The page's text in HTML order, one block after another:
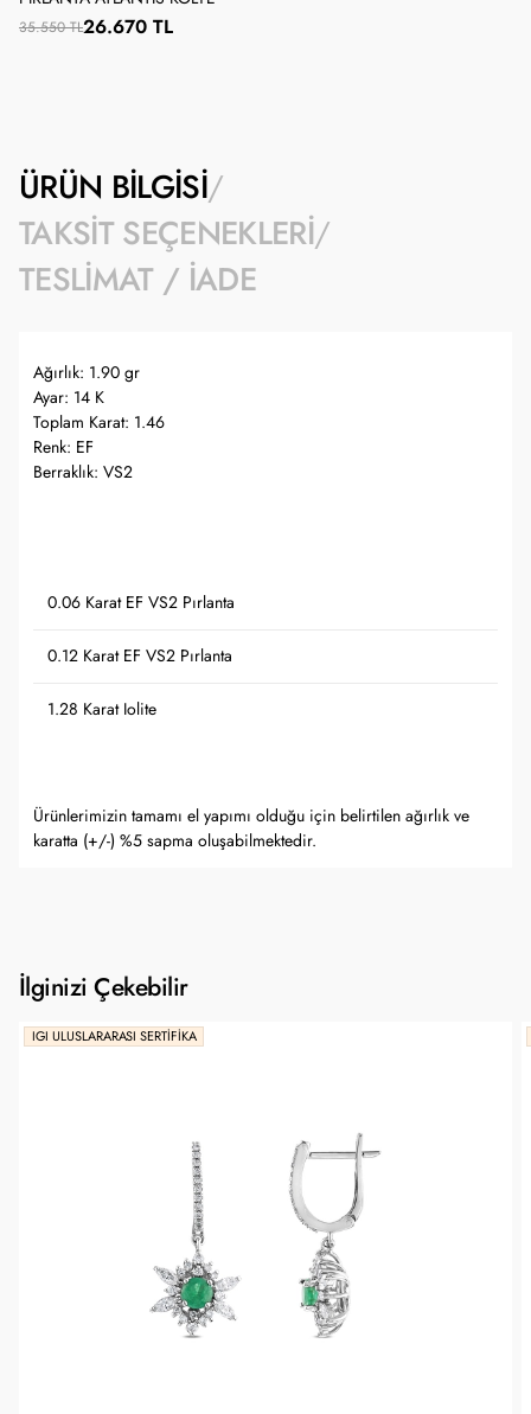
35.550 TL26.670 TL
ÜRÜN BILGISI
TAKSIT SEÇENEKLERI
TESLIMAT / İADE
Ağırlık: 1.90 gr
Ayar: 14 K
Toplam Karat: 1.46
Renk: EF
Berraklık: VS2
0.06 Karat EF VS2 Pırlanta
0.12 Karat EF VS2 Pırlanta
1.28 Karat Iolite
Ürünlerimizin tamamı el yapımı olduğu için belirtilen ağırlık ve
karatta (+/-) %5 sapma oluşabilmektedir.
İlginizi Çekebilir
IGI ULUSLARARASI SERTIFIKA